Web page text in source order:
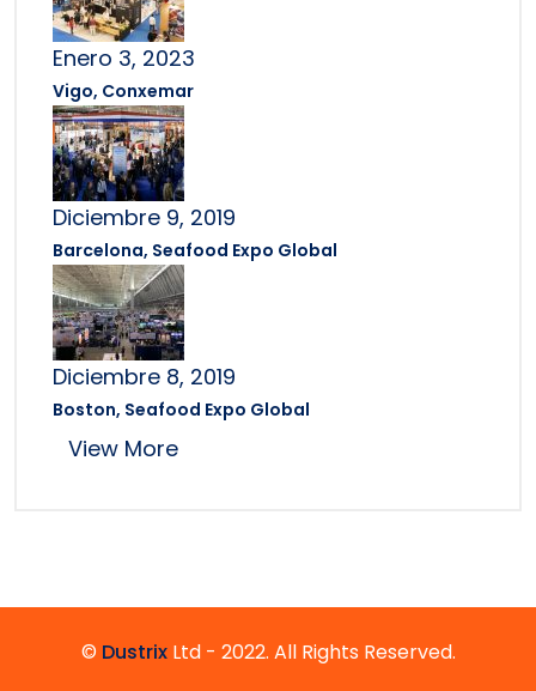
Enero 3, 2023
Vigo, Conxemar
Diciembre 9, 2019
Barcelona, Seafood Expo Global
Diciembre 8, 2019
Boston, Seafood Expo Global
View More
© Dustrix Ltd - 2022. All Rights Reserved.